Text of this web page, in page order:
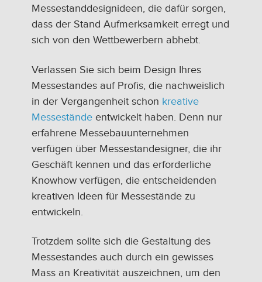
Messestanddesignideen, die dafür sorgen,
dass der Stand Aufmerksamkeit erregt und
sich von den Wettbewerbern abhebt.
Verlassen Sie sich beim Design Ihres
Messestandes auf Profis, die nachweislich
in der Vergangenheit schon kreative
Messestände entwickelt haben. Denn nur
erfahrene Messebauunternehmen
verfügen über Messestandesigner, die ihr
Geschäft kennen und das erforderliche
Knowhow verfügen, die entscheidenden
kreativen Ideen für Messestände zu
entwickeln.
Trotzdem sollte sich die Gestaltung des
Messestandes auch durch ein gewisses
Mass an Kreativität auszeichnen, um den